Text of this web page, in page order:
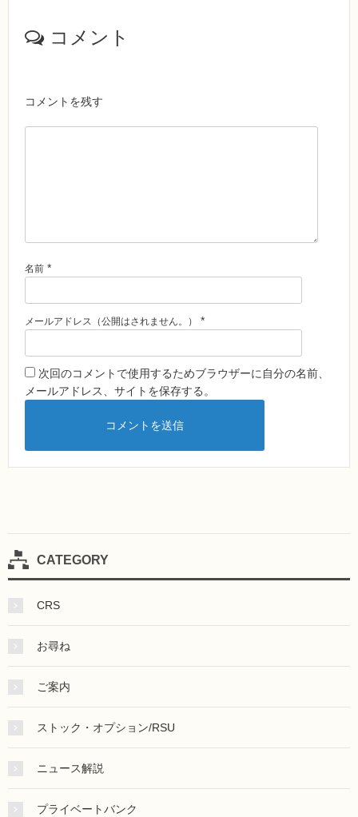
コメント
コメントを残す
名前 *
メールアドレス（公開はされません。） *
次回のコメントで使用するためブラウザーに自分の名前、
メールアドレス、サイトを保存する。
CATEGORY
CRS
お尋ね
ご案内
ストック・オプション/RSU
ニュース解説
プライベートバンク